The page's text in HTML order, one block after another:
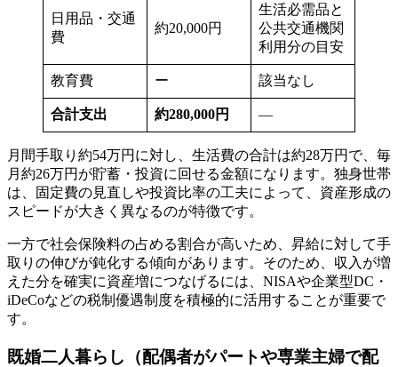
日用品・交通
費
約20,000円
生活必需品と
公共交通機関
利用分の目安
教育費 ー 該当なし
合計支出 約280,000円 —
月間手取り約54万円に対し、生活費の合計は約28万円で、毎
月約26万円が貯蓄・投資に回せる金額になります。独身世帯
は、固定費の見直しや投資比率の工夫によって、資産形成の
スピードが大きく異なるのが特徴です。
一方で社会保険料の占める割合が高いため、昇給に対して手
取りの伸びが鈍化する傾向があります。そのため、収入が増
えた分を確実に資産増につなげるには、NISAや企業型DC・
iDeCoなどの税制優遇制度を積極的に活用することが重要で
す。
既婚二人暮らし（配偶者がパートや専業主婦で配